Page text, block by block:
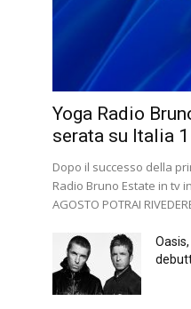
Yoga Radio
serata su Italia 1
Dopo il successo della
Radio Bruno Estate in tv
AGOSTO POTRAI